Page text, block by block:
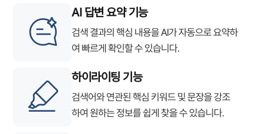
AI 답변 요약 기능
검색 결과의 핵심 내용을 AI가 자동으로 요약하
여 빠르게 확인할 수 있습니다.
하이라이팅 기능
검색어와 연관된 핵심 키워드 및 문장을 강조
하여 원하는 정보를 쉽게 찾을 수 있습니다.